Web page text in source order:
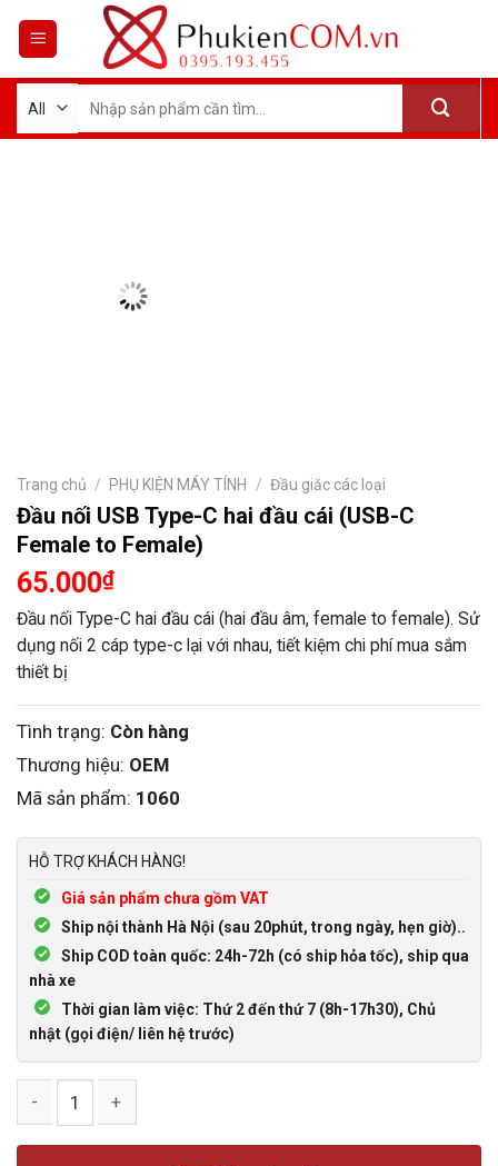
kiếm:
Trang chủ / PHỤ KIỆN MÁY TÍNH / Đầu giắc các loại
Đầu nối USB Type-C hai đầu cái (USB-C
Female to Female)
65.000₫
Đầu nối Type-C hai đầu cái (hai đầu âm, female to female). Sử
dụng nối 2 cáp type-c lại với nhau, tiết kiệm chi phí mua sắm
thiết bị
Tình trạng: Còn hàng
Thương hiệu: OEM
Mã sản phẩm: 1060
HỖ TRỢ KHÁCH HÀNG!
Giá sản phẩm chưa gồm VAT
Ship nội thành Hà Nội (sau 20phút, trong ngày, hẹn giờ)..
Ship COD toàn quốc: 24h-72h (có ship hỏa tốc), ship qua
nhà xe
Thời gian làm việc: Thứ 2 đến thứ 7 (8h-17h30), Chủ
nhật (gọi điện/ liên hệ trước)